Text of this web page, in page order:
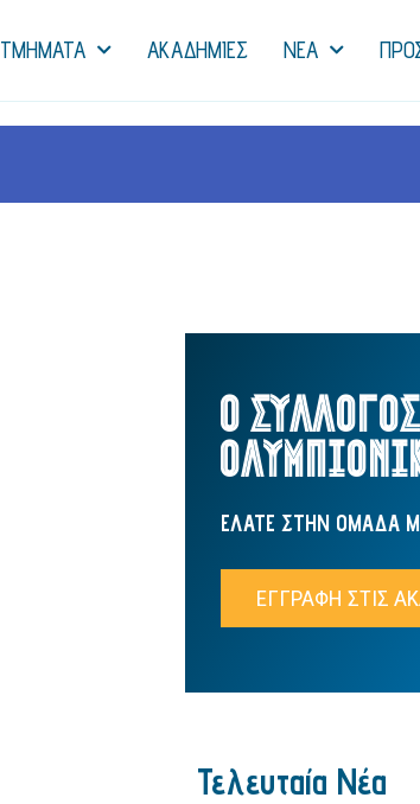
ΤΜΗΜΑΤΑ ΑΚΑΔΗΜΙΕΣ NEA
Ο
ΕΛΑΤΕ ΣΤΗΝ ΟΜΑΔΑ
ΕΓΓΡΑΦΗ ΣΤΙΣ
Τελευταία Νέα